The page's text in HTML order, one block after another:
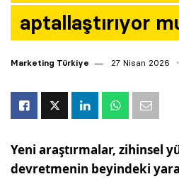
aptallaştırıyor
Marketing Türkiye 27 Nisan 2026
Yeni araştırmalar, zihinsel
devretmenin beyindeki